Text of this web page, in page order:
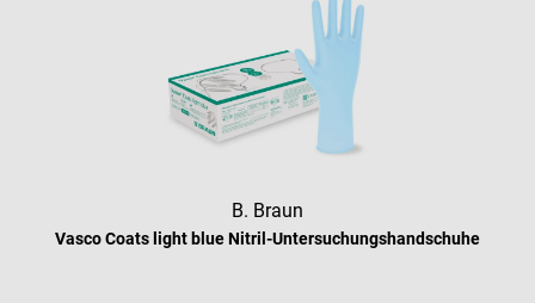
B. Braun
Vasco Coats light blue Nitril-Untersuchungshandschuhe